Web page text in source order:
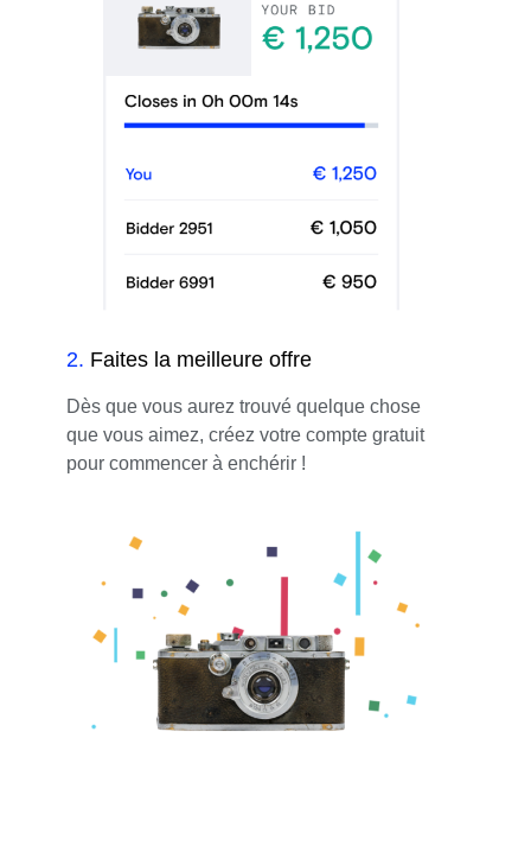
2. Faites la meilleure offre
Dès que vous aurez trouvé quelque chose
que vous aimez, créez votre compte gratuit
pour commencer à enchérir !